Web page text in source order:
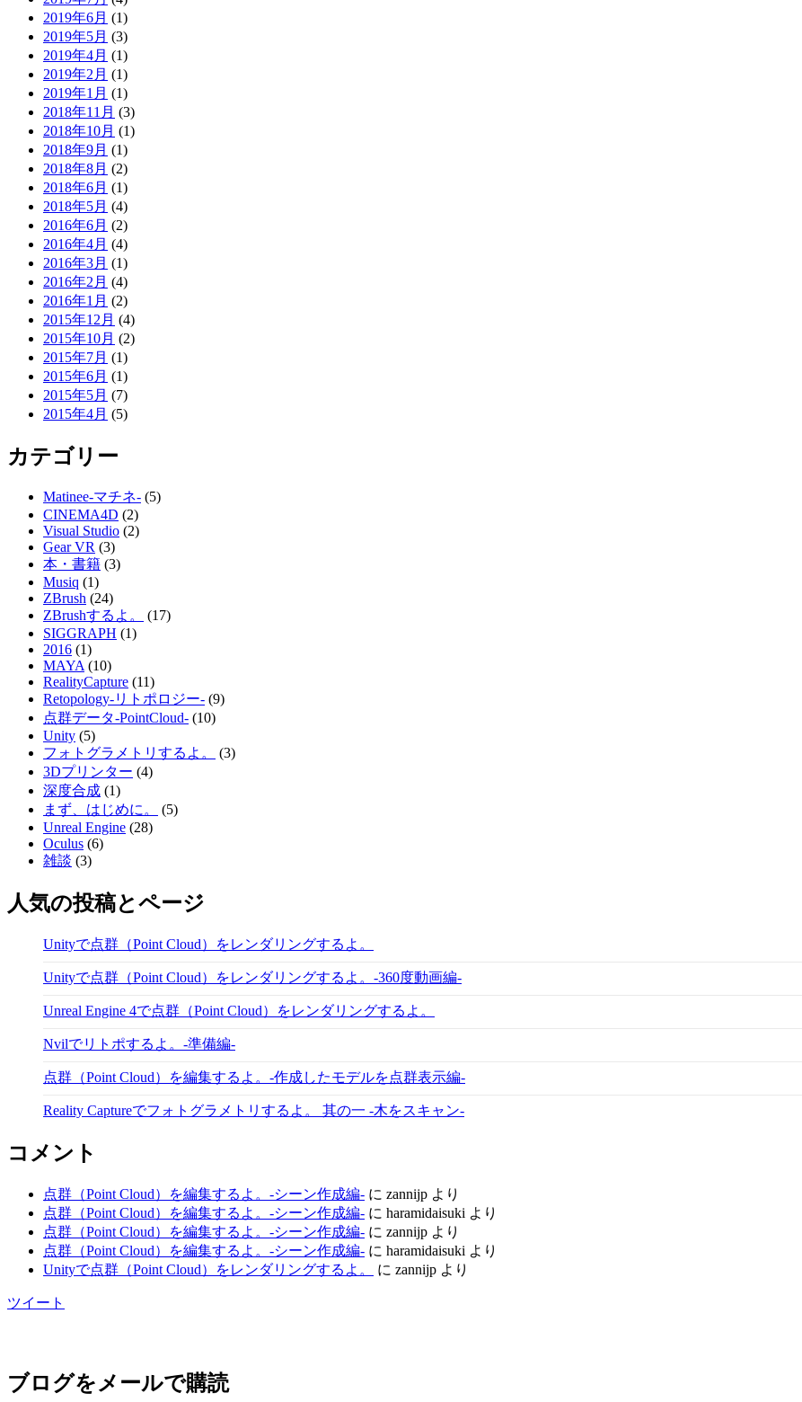
2019年6月 (1)
2019年5月 (3)
2019年4月 (1)
2019年2月 (1)
2019年1月 (1)
2018年11月 (3)
2018年10月 (1)
2018年9月 (1)
2018年8月 (2)
2018年6月 (1)
2018年5月 (4)
2016年6月 (2)
2016年4月 (4)
2016年3月 (1)
2016年2月 (4)
2016年1月 (2)
2015年12月 (4)
2015年10月 (2)
2015年7月 (1)
2015年6月 (1)
2015年5月 (7)
2015年4月 (5)
カテゴリー
Matinee-マチネ- (5)
CINEMA4D (2)
Visual Studio (2)
Gear VR (3)
本・書籍 (3)
Musiq (1)
ZBrush (24)
ZBrushするよ。
(17)
SIGGRAPH (1)
2016 (1)
MAYA(10)
RealityCapture (11)
Retopology-リトポロジー- (9)
点群データ-PointCloud- (10)
Unity (5)
フォトグラメトリするよ。
(3)
3Dプリンター (4)
深度合成 (1)
まず、はじめに。
(5)
Unreal Engine (28)
Oculus (6)
雑談 (3)
人気の投稿とページ
Unityで点群（Point Cloud）をレンダリングするよ。
Unityで点群（Point Cloud）をレンダリングするよ。-360度動画編-
Unreal Engine 4で点群（Point Cloud）をレンダリングするよ。
Nvilでリトポするよ。-準備編-
点群（Point Cloud）を編集するよ。-作成したモデルを点群表示編-
Reality Captureでフォトグラメトリするよ。 其の一 -木をスキャン-
コメント
点群（Point Cloud）を編集するよ。-シーン作成編- に zannijp より
点群（Point Cloud）を編集するよ。-シーン作成編- に haramidaisuki より
点群（Point Cloud）を編集するよ。-シーン作成編- に zannijp より
点群（Point Cloud）を編集するよ。-シーン作成編- に haramidaisuki より
Unityで点群（Point Cloud）をレンダリングするよ。
に zannijp より
ツイート
ブログをメールで購読